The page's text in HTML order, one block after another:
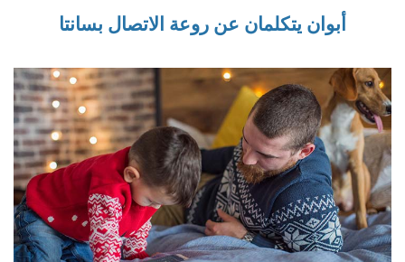
أبوان يتكلمان عن روعة الاتصال بسانتا